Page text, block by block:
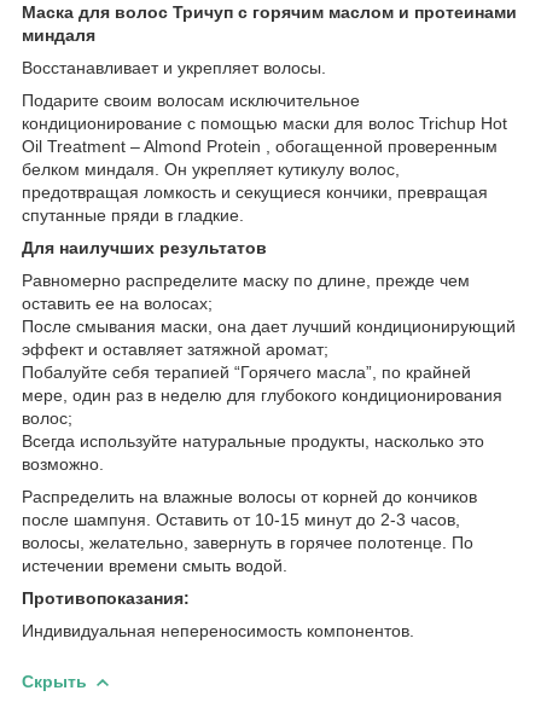
Маска для волос Тричуп с горячим маслом и протеинами
миндаля
Восстанавливает и укрепляет волосы.
Подарите своим волосам исключительное
кондиционирование с помощью маски для волос Trichup Hot
Oil Treatment – ​​Almond Protein , обогащенной проверенным
белком миндаля. Он укрепляет кутикулу волос,
предотвращая ломкость и секущиеся кончики, превращая
спутанные пряди в гладкие.
Для наилучших результатов
Равномерно распределите маску по длине, прежде чем
оставить ее на волосах;
После смывания маски, она дает лучший кондиционирующий
эффект и оставляет затяжной аромат;
Побалуйте себя терапией “Горячего масла”, по крайней
мере, один раз в неделю для глубокого кондиционирования
волос;
Всегда используйте натуральные продукты, насколько это
возможно.
Распределить на влажные волосы от корней до кончиков
после шампуня. Оставить от 10-15 минут до 2-3 часов,
волосы, желательно, завернуть в горячее полотенце. По
истечении времени смыть водой.
Противопоказания:
Индивидуальная непереносимость компонентов.
Скрыть